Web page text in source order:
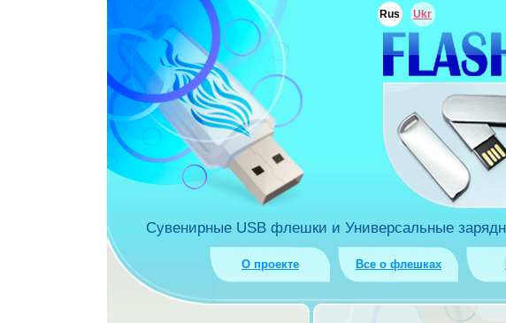
Сувенирные USB флешки и Универсальные
О проекте Все о флешках
Rus Ukr